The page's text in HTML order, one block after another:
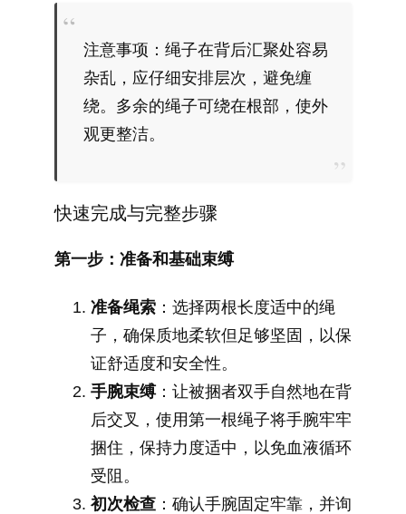
注意事项：绳子在背后汇聚处容易
杂乱，应仔细安排层次，避免缠
绕。多余的绳子可绕在根部，使外
观更整洁。
快速完成与完整步骤
第一步：准备和基础束缚
准备绳索 ：选择两根长度适中的绳
子，确保质地柔软但足够坚固，以保
证舒适度和安全性。
手腕束缚：让被捆者双手自然地在背
后交叉，使用第一根绳子将手腕牢牢
捆住，保持力度适中，以免血液循环
受阻。
初次检查 ：确认手腕固定牢靠，并询